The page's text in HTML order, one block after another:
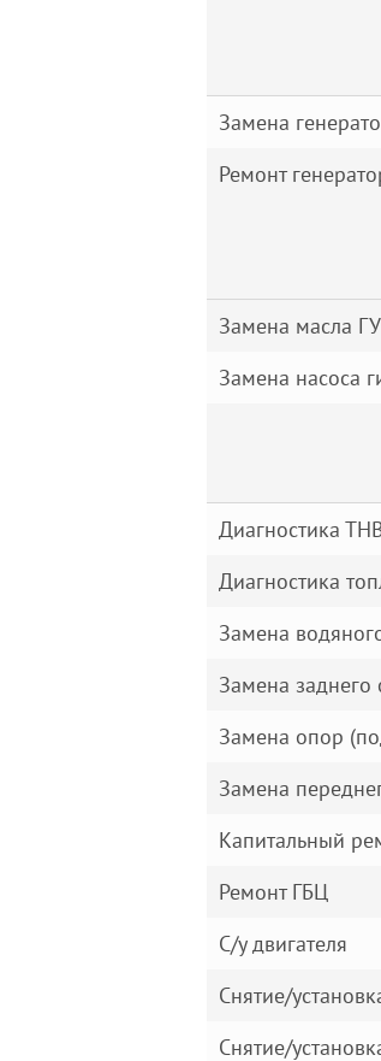
Замена
Ремонт
Замена масла
Замена насоса
Диагностика
Диагностика
Замена
Замена заднего
Замена опор
Замена
Капитальный
Ремонт ГБЦ
С/у двигателя
Снятие/
Снятие/